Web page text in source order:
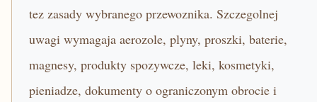
tez zasady wybranego przewoznika. Szczegolnej
uwagi wymagaja aerozole, plyny, proszki, baterie,
magnesy, produkty spozywcze, leki, kosmetyki,
pieniadze, dokumenty o ograniczonym obrocie i